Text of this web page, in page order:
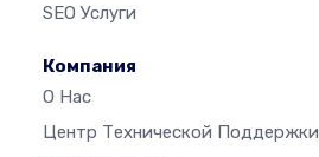
SEO Услуги
Компания
О Нас
Центр Технической Поддержки